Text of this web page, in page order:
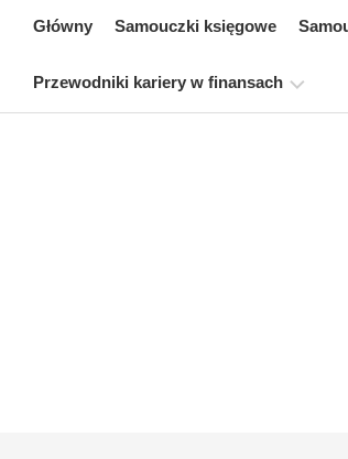
Główny Samouczki księgowe
Przewodniki kariery w finansach